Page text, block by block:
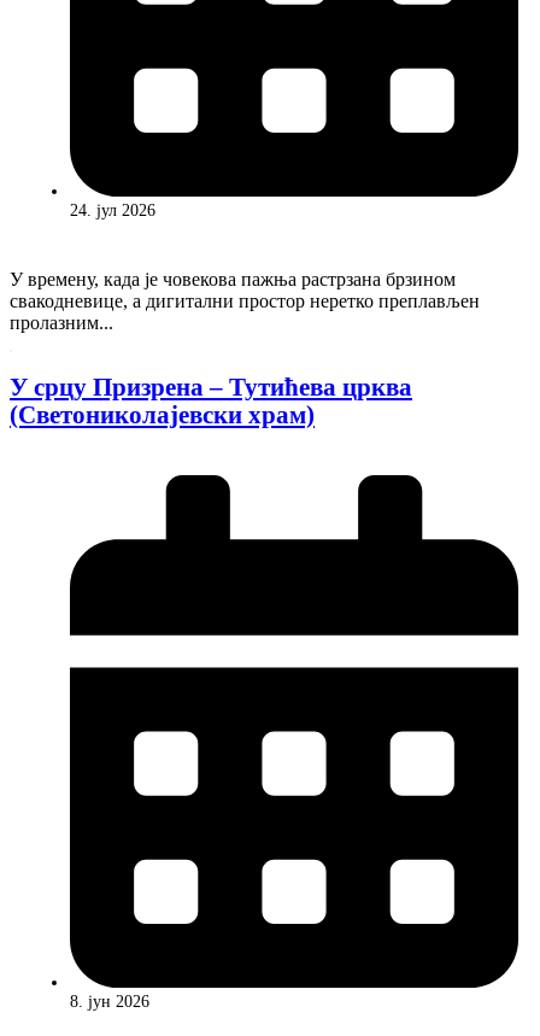
24. јул 2026
У времену, када је човекова пажња растрзана брзином
свакодневице, а дигитални простор неретко преплављен
пролазним...
У срцу Призрена – Тутићева црква
(Светониколајевски храм)
8. јун 2026